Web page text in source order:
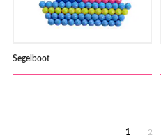
Segelboot
1 2